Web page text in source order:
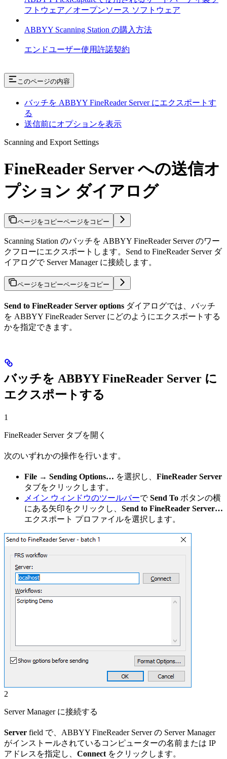
フトウェア／オープンソース ソフトウェア
ABBYY Scanning Station の購入方法
エンドユーザー使用許諾契約
このページの内容
バッチを ABBYY FineReader Server にエクスポートす
る
送信前にオプションを表示
Scanning and Export Settings
FineReader Server への送信オ
プション ダイアログ
ページをコピーページをコピー
Scanning Station のバッチを ABBYY FineReader Server のワー
クフローにエクスポートします。Send to FineReader Server ダ
イアログで Server Manager に接続します。
ページをコピーページをコピー
Send to FineReader Server options ダイアログでは、バッチ
を ABBYY FineReader Server にどのようにエクスポートする
かを指定できます。
バッチを ABBYY FineReader Server に
エクスポートする
1
FineReader Server タブを開く
次のいずれかの操作を行います。
File → Sending Options… を選択し、 FineReader Server
タブをクリックします。
メイン ウィンドウのツールバーでSend To ボタンの横
にある矢印をクリックし、 Send to FineReader Server…
エクスポート プロファイルを選択します。
2
Server Manager に接続する
Server field で、ABBYY FineReader Server の Server Manager
がインストールされているコンピューターの名前または IP
アドレスを指定し、 Connect をクリックします。